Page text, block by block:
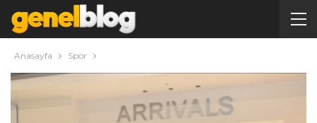
Anasayfa Spor